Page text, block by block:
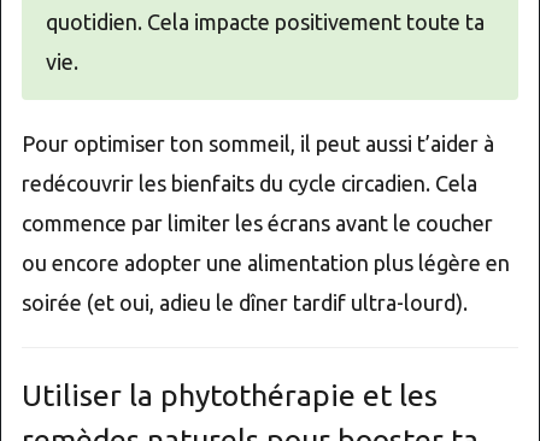
quotidien. Cela impacte positivement toute ta
vie.
Pour optimiser ton sommeil, il peut aussi t’aider à
redécouvrir les bienfaits du cycle circadien. Cela
commence par limiter les écrans avant le coucher
ou encore adopter une alimentation plus légère en
soirée (et oui, adieu le dîner tardif ultra-lourd).
Utiliser la phytothérapie et les